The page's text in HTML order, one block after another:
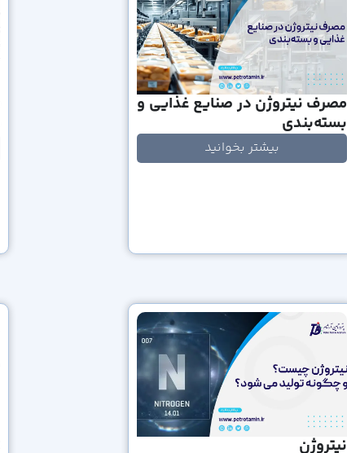
مصرف نیتروژن در صنایع غذایی و
بسته‌بندی
بیشتر بخوانید
نیتروژن